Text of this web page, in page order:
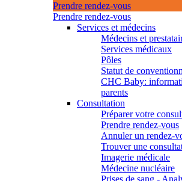
Prendre rendez-vous
Prendre rendez-vous
Services et médecins
Médecins et
Services médicaux
Pôles
Statut de
CHC Baby:
parents
Consultation
Préparer votre
Prendre rendez-vous
Annuler un rendez-
Trouver une
Imagerie médicale
Médecine nucléaire